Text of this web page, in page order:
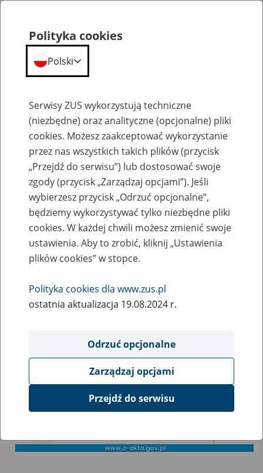
E-akta – skrócenie okresu
przechowywania akt
pracowniczych oraz ich
elektronizacja
24 września
Polityka cookies
Polski
Serwisy ZUS wykorzystują techniczne
(niezbędne) oraz analityczne (opcjonalne) pliki
cookies. Możesz zaakceptować wykorzystanie
przez nas wszystkich takich plików (przycisk
„Przejdź do serwisu”) lub dostosować swoje
zgody (przycisk „Zarządzaj opcjami”). Jeśli
wybierzesz przycisk „Odrzuć opcjonalne”,
będziemy wykorzystywać tylko niezbędne pliki
cookies. W każdej chwili możesz zmienić swoje
ustawienia. Aby to zrobić, kliknij „Ustawienia
plików cookies” w stopce.
Polityka cookies dla www.zus.pl
ostatnia aktualizacja 19.08.2024 r.
Odrzuć opcjonalne
Zarządzaj opcjami
Przejdź do serwisu